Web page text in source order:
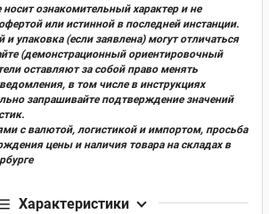
ознакомительный характер и не
или истинной в последней инстанции.
упаковка (если заявлена) могут отличаться
(демонстрационный ориентировочный
оставляют за собой право менять
в том числе в инструкциях
запрашивайте подтверждение значений
с валютой, логистикой и импортом, просьба
цены и наличия товара на складах в
Характеристики